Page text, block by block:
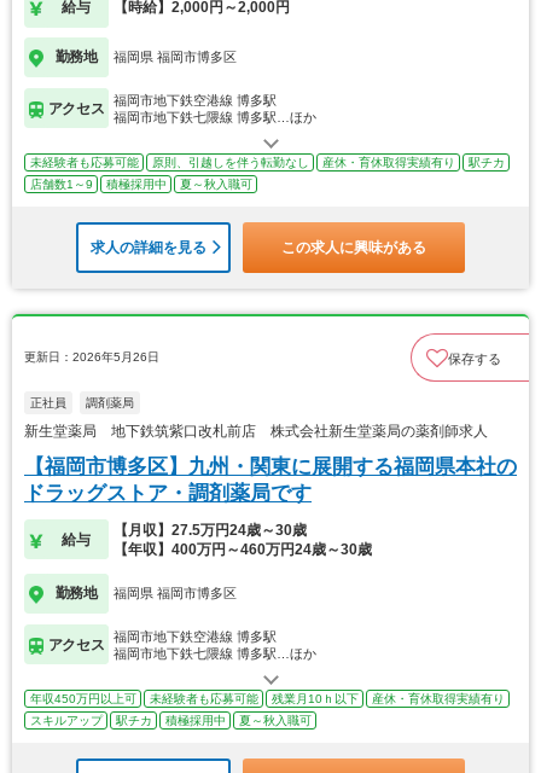
給与 【時給】2,000円～2,000円
勤務地 福岡県 福岡市博多区
アクセス
福岡市地下鉄空港線 博多駅
福岡市地下鉄七隈線 博多駅…ほか
未経験者も応募可能 原則、引越しを伴う転勤なし 産休・育休取得実績有り
駅チカ
店舗数1～9
積極採用中 夏～秋入職可
求人の詳細を見る この求人に興味がある
更新日：2026年5月26日 保存する
正社員 調剤薬局
新生堂薬局 地下鉄筑紫口改札前店 株式会社新生堂薬局の薬剤師求人
【福岡市博多区】九州・関東に展開する福岡県本社の
ドラッグストア・調剤薬局です
給与
【月収】27.5万円24歳～30歳
【年収】400万円～460万円24歳～30歳
勤務地 福岡県 福岡市博多区
アクセス
福岡市地下鉄空港線 博多駅
福岡市地下鉄七隈線 博多駅…ほか
年収450万円以上可 未経験者も応募可能 残業月10ｈ以下
産休・育休取得実績有り
スキルアップ
駅チカ 積極採用中 夏～秋入職可